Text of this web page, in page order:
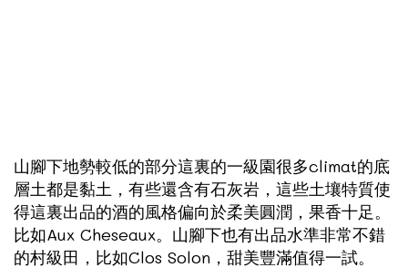
山腳下地勢較低的部分這裏的一級園很多climat的底
層土都是黏土，有些還含有石灰岩，這些土壤特質使
得這裏出品的酒的風格偏向於柔美圓潤，果香十足。
比如Aux Cheseaux。山腳下也有出品水準非常不錯
的村級田，比如Clos Solon，甜美豐滿值得一試。